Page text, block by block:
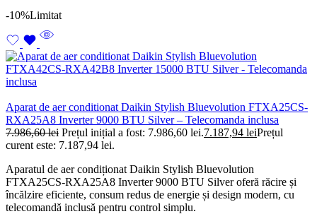
-10%Limitat
Aparat de aer conditionat Daikin Stylish Bluevolution FTXA25CS-
RXA25A8 Inverter 9000 BTU Silver – Telecomanda inclusa
7.986,60lei Prețul inițial a fost: 7.986,60 lei.7.187,94 leiPrețul
curent este: 7.187,94 lei.
Aparatul de aer condiționat Daikin Stylish Bluevolution
FTXA25CS-RXA25A8 Inverter 9000 BTU Silver oferă răcire și
încălzire eficiente, consum redus de energie și design modern, cu
telecomandă inclusă pentru control simplu.